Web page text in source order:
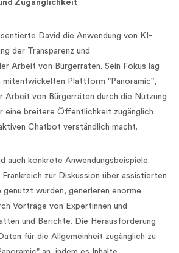
Zugänglichkeit
David die Anwendung von KI-
der Transparenz und
Arbeit von Bürgerräten. Sein Fokus lag
mitentwickelten Plattform "Panoramic",
Arbeit von Bürgerräten durch die Nutzung
eine breitere Öffentlichkeit zugänglich
Chatbot verständlich macht.
auch konkrete Anwendungsbeispiele.
zur Diskussion über assistierten
genutzt wurden, generieren enorme
Vorträge von Expertinnen und
und Berichte. Die Herausforderung
für die Allgemeinheit zugänglich zu